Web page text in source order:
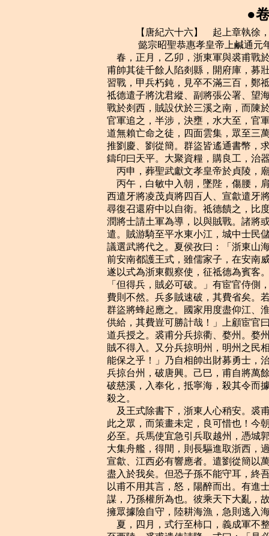
●
　　【唐紀六十六】　起上章執徐，盡強圉大淵獻，凡八年。
    　　 懿宗昭聖恭惠孝皇帝上鹹通元年（庚辰，公元八六零年）
    春，正月，乙卯，浙東軍與裘甫戰於桐柏觀前，范居植死，劉勍僅以身免。乙丑，
甫帥其徒千餘人陷剡縣，開府庫，募壯士，眾至數千人。越州大恐。時二浙久安，人不
習戰，甲兵朽鈍，見卒不滿三百，鄭祗德更募新卒以益之。軍吏受賂，率皆得孱弱者。
祗德遣子將沈君縱、副將張公署、望海鎮將李珪將新卒五百擊裘甫。二月，辛卯，與甫
戰於剡西，賊設伏於三溪之南，而陳於三溪之北，壅溪上流，使可涉。既戰，陽敗走，
官軍追之，半涉，決壅，水大至，官軍大敗，三將皆死，官軍幾盡。於是山海諸盜及它
道無賴亡命之徒，四面雲集，眾至三萬，分為三十二隊。其小帥有謀略者推劉暀，勇力
推劉慶、劉從簡。群盜皆遙通書幣，求屬麾下。甫自稱天下都知兵馬使，改元曰羅平，
鑄印曰天平。大聚資糧，購良工，治器械，聲震中原。
    丙申，葬聖武獻文孝皇帝於貞陵，廟號宣宗。
    丙午，白敏中入朝，墜陛，傷腰，肩輿以歸。鄭祗德累表告急，且求救於鄰道。浙
西遣牙將凌茂貞將四百人、宣歙遣牙將白琮將三百人赴之。祗德始令屯郭門及東小江，
尋復召還府中以自衛。祗德饋之，比度支常饋多十三倍，而宣、潤將士猶以為不足。宣、
潤將士請土軍為導，以與賊戰。諸將或稱病，或陽墜馬，其肯行者必先邀職級，竟不果
遣。賊游騎至平水東小江，城中士民儲舟裹糧，夜坐待旦，各謀逃潰。朝廷知祗德懦怯，
議選武將代之。夏侯孜曰：「浙東山海幽阻，可以計取，難以力攻。西班中無可語者。
前安南都護王式，雖儒家子，在安南威服華夷，名聞遠近，可任也。」諸相皆以為然。
遂以式為浙東觀察使，征祗德為賓客。三月，辛亥朔，式入對，上問以討賊方略。對曰：
「但得兵，賊必可破。」有宦官侍側，曰：「發兵，所費甚大。」式曰：「臣為國家惜
費則不然。兵多賊速破，其費省矣。若兵少不能勝賊，延引歲月，賊勢益張，則江、淮
群盜將蜂起應之。國家用度盡仰江、淮，若阻絕不通，則上自九廟，下及十軍，皆無以
供給，其費豈可勝計哉！」上顧宦官曰：「當與之兵。」乃詔發忠武、義成、淮南等諸
道兵授之。裘甫分兵掠衢、婺州。婺州押牙房郅、散將樓曾、衢州十將方景深將兵拒險，
賊不得入。又分兵掠明州，明州之民相與謀曰：「賊若入城，妻子皆為菹醢，況貨財，
能保之乎！」乃自相帥出財募勇士，治器械，樹柵，浚溝，斷橋，為固守之備。賊又遣
兵掠台州，破唐興。己巳，甫自將萬餘人掠上虞，焚之。癸酉，入余姚，殺丞、尉。東
破慈溪，入奉化，抵寧海，殺其令而據之，分兵圍象山。所過俘其少壯，餘老弱者蹂踐
殺之。
    及王式除書下，浙東人心稍安。裘甫方與其徒飲酒，聞之不樂。劉暀歎曰：「有如
此之眾，而策畫未定，良可惜也！今朝廷遣王中丞將兵來，聞其人智勇無敵，不四十日
必至。兵馬使宜急引兵取越州，憑城郭，據府庫，遣兵五千守西陵，循浙江築壘以拒之。
大集舟艦，得間，則長驅進取浙西，過大江，掠揚州貨財以自實。還，修石頭城而守之，
宣歙、江西必有響應者。遣劉從簡以萬人循海而南，襲取福建。如此，則國家貢賦之地
盡入於我矣。但恐子孫不能守耳，終吾身保無憂也。」甫曰：「醉矣，明日議之！」暀
以甫不用其言，怒，陽醉而出。有進士王輅在賊中，賊客之，輅說甫曰：「如劉副使之
謀，乃孫權所為也。彼乘天下大亂，故能據有江東；今中國無事，此功未易成也。不如
擁眾據險自守，陸耕海漁，急則逃入海島，此萬全策也。」甫畏式，猶豫未決。
    夏，四月，式行至柿口，義成軍不整，式欲斬其將，久乃釋之，自是軍所過若無人。
至西陵，裘甫遣使請降。式曰：「是必無降心，直欲窺吾所為，且欲使吾驕怠耳。」乃
謂使者曰：「甫面縛以來，當免而死。」乙未，式入越州，既交政，為鄭祗德置酒，曰：
「式主軍政，不可以飲，監軍但與眾賓盡醉。」迨夜，繼以燭，曰：「式在此，賊安能
妨人樂飲！」丙申，餞祗德於遠郊，復樂飲而歸。於是始修軍令，告饋餉不足者息矣，
稱疾臥家者起矣，先求遷職者默矣。賊別帥洪師簡、許會能帥所部降。式曰：「汝降是
也，當立效以自異。」使帥其徒為前鋒，與賊戰有功，乃奏以官。
    先是，賊諜入越州，軍吏匿而飲食之。文武將吏往往潛與賊通，求城破之日免死及
全妻子。或詐引賊將來降，實窺虛實。城中密謀屏語，賊皆知之。式陰察知，悉捕索，
斬之。刑將吏尤橫猾者，嚴門禁，無驗者不得出入，警夜周密，賊始不知我所為矣。式
命諸縣開倉廩以賑貧乏，或曰：「賊未滅，軍食方急，不可散也。」式曰：「非汝所
知。」官軍少騎卒，式曰：「吐蕃、回鶻比配江、淮者，其人習險阻，便鞍馬，可用
也。」舉籍府中，得驍健者百餘人。虜久羈旅，所部遇之無狀，困餒甚。式既犒飲，又
賙其父母妻子，皆泣拜歡呼，願效死，悉以為騎卒，使騎將石宗本將之。凡在管內者，
皆視此籍之，又奏得龍陂監馬二百匹，於是騎兵足矣。或請為烽燧以詗賊遠近眾寡，式
笑而不應。選懦卒，使乘健馬，少與之兵，以為候騎。眾怪之，不敢問。於是閱諸營見
卒及土糰子弟，得四千人，使導軍分路討賊。府下無守兵，更籍土團千人以補之。乃命
宣歙將白琮、浙西將凌茂貞帥本軍，北來將韓宗政等帥土團，合千人；石宗本帥騎兵為
前鋒，自上虞趨奉化，解象山之圍，號東路軍。又以義成將白宗建、忠武將游君楚、淮
南將萬璘帥本軍與台州唐興軍合，號南路軍。令之曰：「毋爭險易，毋焚廬捨，毋殺平
民以增首級！平民脅從者，募降之。得賊金帛，官無所問。俘獲者，皆越人也，釋之。」
    癸卯，南路軍拔賊沃州寨，甲辰，拔新昌寨，破賊將毛應天，進抵唐興。
    白敏中三表辭位，上不許。右補闕王譜上疏，以為：「陛下致理之初，乃宰相盡心
之日，不可暫闕。敏中自正月臥疾，今四月矣，陛下雖與他相坐語，未嘗三刻，天下之
事，陛下嘗暇與之講論乎！願聽敏中罷去，延訪碩德，以資聰明。」己酉，貶譜為陽翟
令。譜，珪之六世孫也。五月，庚戌朔，給事中鄭公輿封還貶譜敕書。上令宰相議之，
宰相以為譜侵敏中，竟貶之。
    辛亥，浙東東路軍破賊將孫馬騎於寧海。戊午，南路軍大破賊將劉暀、毛應天於唐
興南谷，斬應天。
    先是，王式以兵少，奏更發忠武、義成軍及請昭義軍，詔從之。三道兵至越州，式
命忠武將張茵將三百人屯唐興，斷賊南出之道；義成將高羅銳將三百人，益以台州土軍，
徑趨寧海，攻賊巢穴；昭義將□夾跌戣將四百人，益東路軍，斷賊入明州之道。庚申，
南路軍大破賊於海游鎮，賊入甬溪洞。戊辰，官軍屯於洞口，賊出洞戰，又破之。己巳，
高羅銳襲賊別帥劉平天寨，破之。自是諸軍與賊十九戰，賊連敗。劉暀謂裘甫曰：「向
從吾謀入趙州，寧有此困邪！」王輅等進士數人在賊中，皆衣綠，暀悉斬之，曰：「亂
我謀者，此青蟲也！」高羅銳克寧海，收其逃散之民，得七千餘人。王式曰：「賊窘且
饑，必逃入海，入海則歲月間未可擒也。」命羅銳軍海口以拒之。又命望海鎮將雲思益、
浙西將王克容將水軍巡海澨。思益等遇賊將劉從簡於寧海東，賊不虞水軍遽至，皆棄船
走山谷，得其船十七，盡焚之。式曰：「賊無所逃矣，惟黃罕嶺可入剡，恨無兵以守之。
雖然，亦成擒矣！」裘甫既失寧海，乃帥其徒屯南陳館下，眾尚萬餘人。辛未，東路軍
破賊將孫馬騎於上□村，賊將王皋懼，請降。
    壬申，右拾遺內供奉薛調上言，以為：「兵興以來，賦斂無度，所在群盜，半是逃
戶，固須翦滅，亦可閔傷。望敕州縣稅外毋得科率，仍敕長吏嚴加糾察。」從之。
    袁王紳薨。
    戊寅，浙東東路軍大破裘甫於南陳館，斬首數千級，賊委棄繒帛盈路，以緩追者，
□夾跌戣令士卒：「敢顧者斬！」毋敢犯者。賊果自黃罕嶺遁去，六月，甲申，復入剡。
諸軍失甫，不知所在，義成將張茵在唐興獲俘，將苦之，俘曰：「賊入剡矣。苟捨我，
我請為軍導。」從之，茵後甫一日至剡，壁其東南，府中聞甫入剡，復大恐，王式曰：
「賊來就擒耳！」命趣東、南兩路軍會於剡，辛卯，圍之，賊城守甚堅，攻之，不能拔，
諸將議絕溪水以渴之，賊知之，乃出戰。三日，凡八十三戰，賊雖敗，官軍亦疲。賊請
降，諸將出以白式，式曰：「賊欲少休耳，益謹備之，功垂成矣。」賊果復出，又三戰。
庚子夜，裘甫、劉□往、劉慶從百餘人出降，遙與諸將語，離城數十步，官軍疾趨，斷
其後，遂擒之，壬寅，甫等至越州，式腰斬暀、慶等二十餘人，械甫送京師。剡城猶未
下，諸將已擒甫，不復設備。劉從簡帥壯士五百突圍走，諸將追至大蘭山，從簡據險自
守。秋，七月，丁巳，諸將共攻克之。台州刺史李師望募賊相捕斬之以自贖，所降數百
人，得從簡首，獻之。諸將還越，式大置酒。諸將乃請曰：「謀等生長軍中，久更行陳，
今年得從公破賊，然私有所不諭者，敢問：公之始至，軍食方急，而遽散以賑貧乏，何
也？」式曰：「此易知耳，賊聚谷以誘饑人，吾給之食，則彼不為盜矣；且諸縣無守兵，
賊至，則倉谷適足資之耳」又問：「不置烽燧，何也？」式曰：「烽燧所以趣救兵也，
兵盡行，城中無兵以繼之，徒驚士民，使自潰亂耳。」又問：「使懦卒為候騎而少給兵，
何也？」式曰：「彼勇卒操利兵，遇敵且不量力而斗；斗死，則賊至不知矣。」皆拜曰：
「非所及也！」
    封憲宗子心丐為信王。八月，裘甫至京師，斬於東市。加王式檢校右散騎常侍，諸
將官賞各有差。先是，上每以越盜為憂，夏侯孜曰：「王式才有餘，不日告捷矣。」孜
與式書曰：「公專以執裘甫為事，軍須細大，此期悉力。」故式所奏求無不從，由是能
成其功。
    衛王灌薨。
    九月，白敏中五上表辭位，辛亥，以敏中為司徒、中書令。
    癸酉，右拾遺句容劉鄴上言：「李德裕父子為相，有聲跡功效，竄逐以來，血屬將
盡，生涯已空，宜賜哀閔，贈以一官。」冬，十月，丁亥，敕復李德裕太子少保、衛國
公，贈左僕射。
    乙亥，以門下侍郎、同平章事夏侯孜同平章事，充西川節度使。以戶部尚書、判度
支畢諴為禮部尚書、同平章事。
    安南都護李鄠復取播州。
    十一月，丁丑，上祀圓丘；赦，改元。
    十二月，戊申，安南土蠻引南詔兵合三萬餘人乘虛攻交趾，陷之。都護李鄠與監軍
奔武州。
    　　 懿宗昭聖恭惠孝皇帝上鹹通二年（辛巳，公元八六一年）
    春，正月，詔發邕管及鄰道兵救安南，擊南蠻。
    二月，以中書令白敏中兼中書令，充鳳翔節度使；以左僕射、判度支杜悰兼門下侍
郎、同平章事。
    一日，兩樞密使詣中書，宣徽使楊公慶繼至，獨揖悰受宣，三相起，避之西軒。公
慶出斜封文書以授悰，發之，乃宣宗大漸時宦官請鄆王監國奏也，且曰：「當時宰相無
名者，當以反法處之。」悰反覆讀良久，曰：「聖主登極，萬方欣戴。今日此文書，非
臣下所宜窺。」復封以授公慶，曰：「主上欲罪宰相，當於延英面示聖旨，明行誅譴。」
公慶去，悰復與兩樞密坐，謂曰：「內外之臣，事猶一體，宰相、樞密共參國政。今主
上新踐祚，未熟萬機，資內外裨補，固當以仁愛為先，刑殺為後，豈得遽贊成殺宰相事！
若主上習以性成，則中尉、樞密權重禁闈，豈得不自憂乎！悰受恩六朝，所望致君堯、
舜，不欲朝廷以愛憎行法。」兩樞密相顧默然，徐曰：「當具以公言白至尊，非公重德，
無人及此。」慚悚而退。三相復來見悰，微請宣意，悰無言，三相惶怖，乞存家族，悰
曰：「勿為他慮。」既而寂然，無復宣命。及延英開，上色甚悅。是時士大夫深疾宦官，
事有小相涉，則眾共棄之，建州進士葉京嘗預宣武軍宴，識監軍之面；既而及第，在長
安與同年出游，遇之於塗，馬上相揖；因之謗議喧然，遂沉廢終身，其不相悅如此。
    福王綰薨。
    夏，六月，癸丑，以鹽州防御使王寬為安南經略使，時李鄠自武州收集土軍，攻群
蠻，復取安南，朝廷責其失守，貶儋州司戶。鄠初至安南，殺蠻酋杜守澄，其宗黨遂誘
道群蠻陷交趾，朝廷以杜氏強盛，務在姑息，冀收其力用，乃贈守澄父存誠金吾將軍，
再舉鄠殺守澄之罪，長流崖州。
    秋，七月，南蠻攻邕州，陷之。先是，廣、桂、容三道共發兵三千人戍邕州，三年
一代。經略使段文楚請以三道衣糧自募土軍以代之，朝廷許之，所募才得五百許人。文
楚入為金吾將軍，經略使李蒙利其闕額衣糧以自入，悉罷遣三道戍卒，止以所募兵守左、
右江，比舊什減七八，故蠻人乘虛入寇。時蒙已卒，經略使李弘源至鎮才十日，無兵以
御之，城陷，弘源與監軍脫身奔蠻州，二十餘日，蠻去，乃還。弘源坐貶建州司戶。文
楚時為殿中監，復以為邕管經略使，至鎮，城邑居人什不存一。文楚，秀實之孫也。
    杜悰上言：「南詔向化七十年，蜀中寢兵無事，群蠻率服。今西川兵食單寡，未可
輕與之絕，且應遣使吊祭，曉諭清平官等以新王名犯廟諱，故未行冊命，待其更名謝恩，
然後遣使刪命，庶全大體。」上從之。命左司郎中孟穆為吊祭使。未發，會南詔寇巂州，
攻邛崍關，穆遂不行。
    冬，十月，以御史大夫鄭涯為山南東道節度使。十一月，加同平章事。
    　　 懿宗昭聖恭惠孝皇帝上鹹通三年（壬午，公元八六二年）
    春，正月，庚寅朔，群臣上尊號曰睿文明聖孝德皇帝。赦天下。
    以中書侍郎、同平章事蔣伸同平章事，充河中節度使。
    二月，棣王惴薨。
    南詔復寇安南，經略使王寬數來告急，朝廷以前湖南觀察使蔡襲代之，仍發許、滑、
徐、汴、荊、襄、潭、鄂等道兵各三萬人授襲以御之。兵勢既盛，蠻遂引去。邕管經略
使段文楚坐變更舊制，左遷威衛將軍、分司。
    左庶子蔡京，性貪虐多詐，時相以為有吏才，奏遣制置嶺南事。三月，京還，奏事
稱旨，復以京權知太僕卿，充荊襄以南宣慰安撫使。
    夏，四月，己亥朔，敕於兩街四寺各置戒壇，度人三七日。上奉佛太過，怠於政事，
嘗於鹹泰殿築壇為內寺尼受戒，兩街僧、尼皆入預；又於禁中設講席，自唱經，手錄梵
夾；又數幸諸寺，施與無度。吏部侍郎蕭人放上疏，以為：「玄祖之道，慈儉為先；素
王之風，仁義為首，垂范百代，必不可加。佛者，棄位出家，割愛中之至難，取滅後之
殊勝，非帝王所宜慕也。願陛下時開延英，接對四輔，力求人瘼，虔奉宗祧。思繆賞與
濫刑，其殃必至；知勝殘而去殺，得福甚多。罷去講筵，躬勤政事。」上雖嘉獎，竟不
能從。
    嶺南舊分五管，廣、桂、邕、容、安南，皆隸嶺南節度使；蔡京奏請分嶺南為兩道
節度，